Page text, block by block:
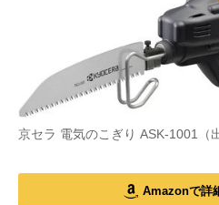
京セラ 電気のこぎり ASK-1001（
Amazonで詳